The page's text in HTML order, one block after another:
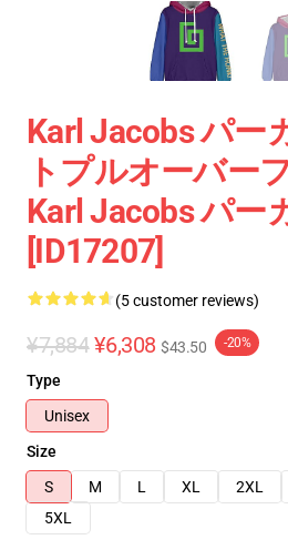
Karl Jacobs パー
トプルオーバー
Karl Jacobs パー
[ID17207]
(5 customer reviews)
¥7,884 ¥6,308 $43.50 -20%
Type
Unisex
Size
S
M L XL 2XL
5XL